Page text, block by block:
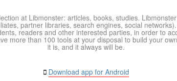
at Libmonster: articles, books, studies.
partner libraries, search engines, social
readers and other interested parties, in order to
more than 100 tools at your disposal to build your
it is, and it always will be.
Download app for Android